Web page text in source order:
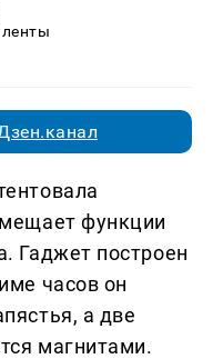
функции
Гаджет построен
часов он
а две
магнитами.